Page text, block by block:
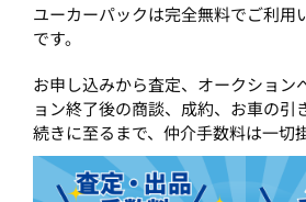
ユーカーパックは完全無料でご利用
です。
お申し込みから査定、オークション
ョン終了後の商談、成約、お車の引
続きに至るまで、仲介手数料は一切